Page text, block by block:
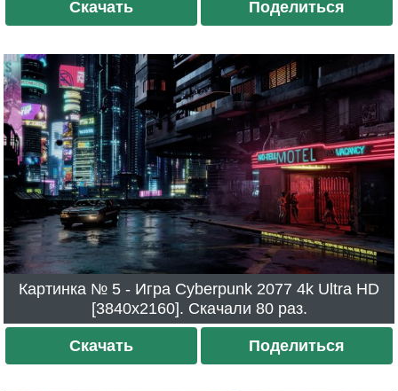
Скачать Поделиться
Картинка № 5 - Игра Cyberpunk 2077 4k Ultra HD
[3840x2160]. Скачали 80 раз.
Скачать Поделиться